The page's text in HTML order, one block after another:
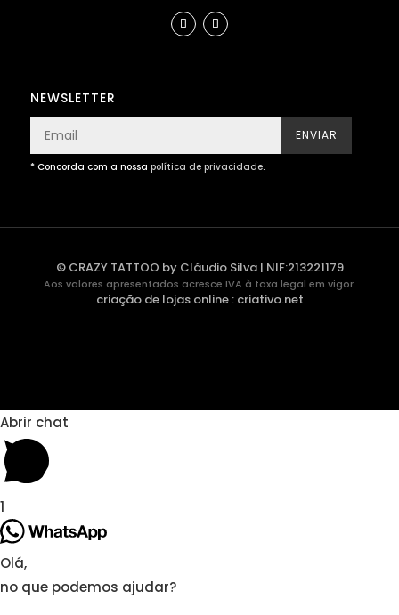
NEWSLETTER
ENVIAR
* Concorda com a nossa política de privacidade.
© CRAZY TATTOO by Cláudio Silva | NIF:213221179
Aos valores apresentados acresce IVA à taxa legal em vigor.
criação de lojas online: criativo.net
Abrir chat
1
Olá,
no que podemos ajudar?